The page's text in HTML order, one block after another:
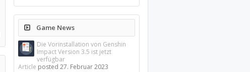
Game News
Die Vorinstallation von Genshin
Impact Version 3.5 ist jetzt
verfügbar
Article posted27. Februar 2023